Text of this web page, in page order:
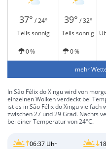
37° / 24° 39° / 32°
Teils sonnig
Teils sonnig
0 % 0 %
mehr
In São Félix do Xingu wird von
einzelnen Wolken verdeckt bei
ist es in São Félix do Xingu
zwischen 27 und 29 Grad. Nachts
bei einer Temperatur von 24°C.
06:37 Uhr